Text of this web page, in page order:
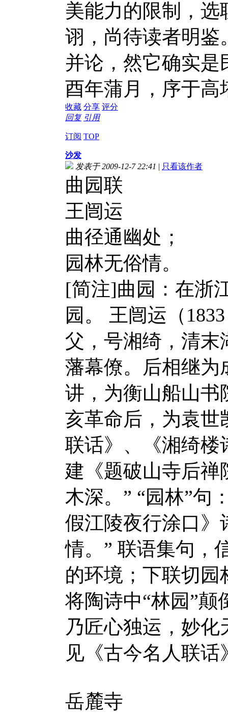
美能力的限制，
诩，尚待读者明鉴
并论，然它确实
酉年蒲月，序于高
收藏 分享 评分
回复 引用
订阅 TOP
沙发
发表于 2009-12-7 22:41 | 只看该作者
曲园联
王闿运
曲径通幽处；
园林无俗情。
[简注]曲园：在浙
园。 王闿运（
父，号湘绮，清末
藩幕僚。后相继为
讲，为衡山船山书
亥革命后，为袁世
联话》、《湘绮楼
建《题破山寺后禅
木深。” “园林”句
假江陵夜行涂口》
情。” 联语集句，
的环境；下联切
将陶诗中“林园”颠
乃匠心独运，妙
见《古今名人联话
岳麓寺